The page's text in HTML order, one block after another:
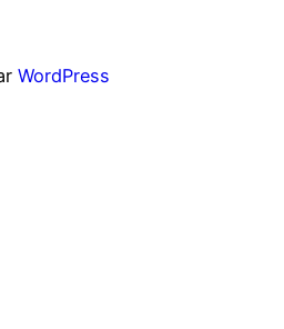
WordPress